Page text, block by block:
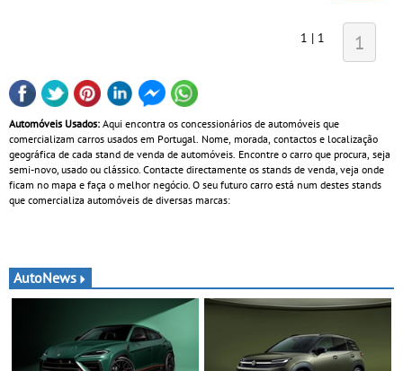
1 | 1 1
Automóveis Usados: Aqui encontra os concessionários de automóveis que
comercializam carros usados em Portugal. Nome, morada, contactos e localização
geográfica de cada stand de venda de automóveis. Encontre o carro que procura, seja
semi-novo, usado ou clássico. Contacte directamente os stands de venda, veja onde
ficam no mapa e faça o melhor negócio. O seu futuro carro está num destes stands
que comercializa automóveis de diversas marcas:
AutoNews